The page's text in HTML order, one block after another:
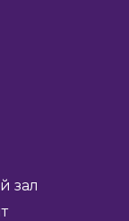
зал